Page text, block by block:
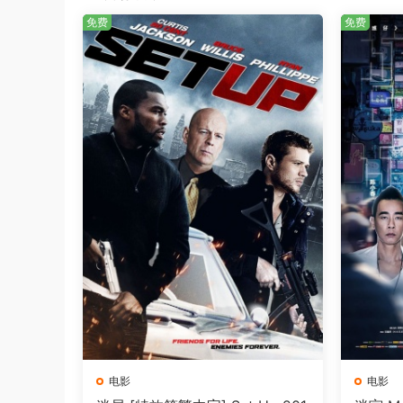
电影
免费
电影
免费